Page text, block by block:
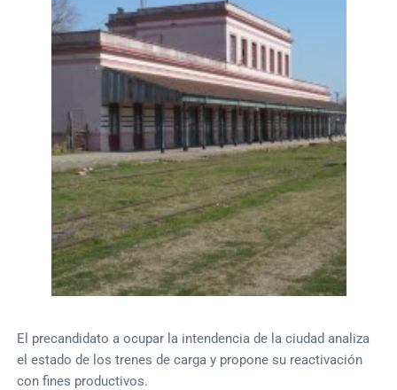
El precandidato a ocupar la intendencia de la ciudad analiza
el estado de los trenes de carga y propone su reactivación
con fines productivos.